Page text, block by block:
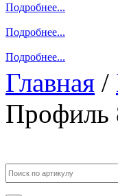
Подробнее...
Подробнее...
Подробнее...
Главная /
Профиль